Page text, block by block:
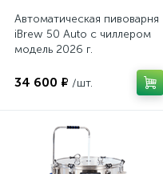
Автоматическая пивоварня
iBrew 50 Auto с чиллером
модель 2026 г.
34 600 ₽ /шт.